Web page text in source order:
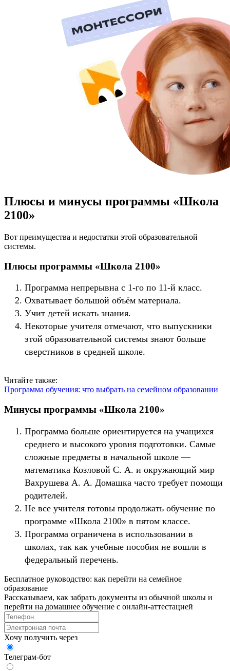
Плюсы и минусы программы «Школа
2100»
Вот преимущества и недостатки этой образовательной
системы.
Плюсы программы «Школа 2100»
Программа непрерывна с 1-го по 11-й класс.
Охватывает большой объём материала.
Учит детей искать знания.
Некоторые учителя отмечают, что выпускники
этой образовательной системы знают больше
сверстников в средней школе.
Читайте также:
Программа обучения: что выбрать на семейном образовании
Минусы программы «Школа 2100»
Программа больше ориентируется на учащихся
среднего и высокого уровня подготовки. Самые
сложные предметы в начальной школе —
математика Козловой С. А. и окружающий мир
Вахрушева А. А. Домашка часто требует помощи
родителей.
Не все учителя готовы продолжать обучение по
программе «Школа 2100» в пятом классе.
Программа ограничена в использовании в
школах, так как учебные пособия не вошли в
федеральный перечень.
Бесплатное руководство: как перейти на семейное
образование
Рассказываем, как забрать документы из обычной школы и
перейти на домашнее обучение с онлайн‑аттестацией
Хочу получить через
Телеграм-бот